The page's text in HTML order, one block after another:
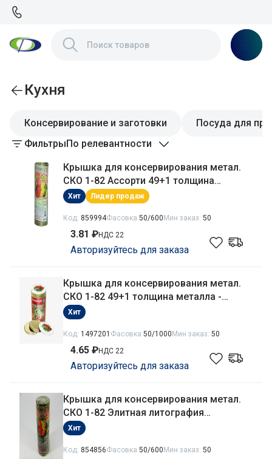
Кухня
Консервирование и заготовки
Посуда для
ФильтрыПо релевантности
Крышка для консервирования метал.
СКО 1-82 Ассорти 49+1 толщина
металла - 0,18мм, внутр. покрытие -
эмаль Уралочка
Хит Лидер продаж
Код: 859994Фасовка 50/600 Мин заказ: 50
3.81 ₽НДС 22
Авторизуйтесь для заказа
Крышка для консервирования метал.
СКО 1-82 49+1 толщина металла -
0,2мм, внутр. покрытие - эмаль
Маранде
Хит
Код: 1497201 Фасовка 50/1000 Мин заказ: 50
4.65 ₽НДС 22
Авторизуйтесь для заказа
Крышка для консервирования метал.
СКО 1-82 Элитная литография
полноцветная, толщина металла -
0,18мм, внутр. покрытие - эмаль
Уралочка
Хит
Код: 854856Фасовка 50/600 Мин заказ: 50